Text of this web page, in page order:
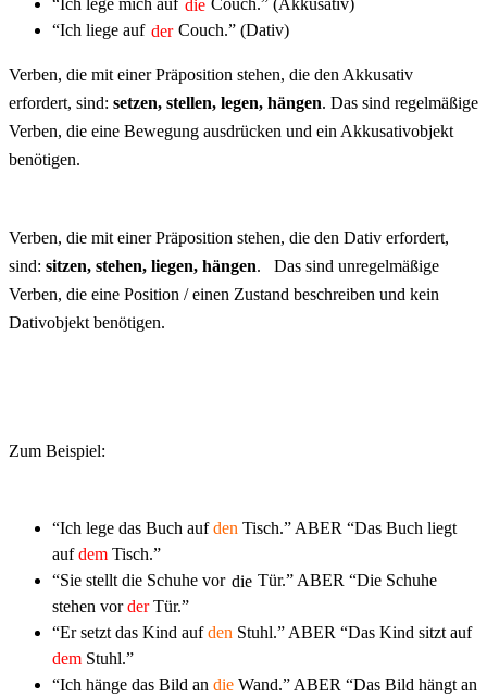
“Ich lege mich auf die Couch.” (Akkusativ)
“Ich liege auf der Couch.” (Dativ)
Verben, die mit einer Präposition stehen, die den Akkusativ
erfordert, sind: setzen, stellen, legen, hängen. Das sind regelmäßige
Verben, die eine Bewegung ausdrücken und ein Akkusativobjekt
benötigen.
Verben, die mit einer Präposition stehen, die den Dativ erfordert,
sind: sitzen, stehen, liegen, hängen. Das sind unregelmäßige
Verben, die eine Position / einen Zustand beschreiben und kein
Dativobjekt benötigen.
Zum Beispiel:
“Ich lege das Buch aufden Tisch.” ABER “Das Buch liegt
aufdem Tisch.”
“Sie stellt die Schuhe vor die Tür.” ABER “Die Schuhe
stehen vorderTür.”
“Er setzt das Kind aufden Stuhl.” ABER “Das Kind sitzt auf
dem Stuhl.”
“Ich hänge das Bild an die Wand.” ABER “Das Bild hängt an